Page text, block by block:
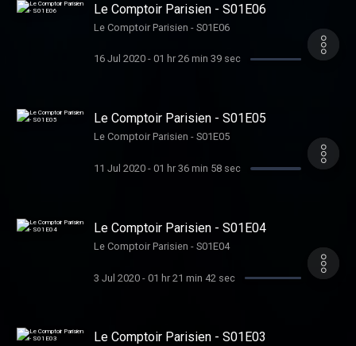
Le Comptoir Parisien - S01E06
Le Comptoir Parisien - S01E06
16 Jul 2020- 01 hr 26 min 39 sec
Le Comptoir Parisien - S01E05
Le Comptoir Parisien - S01E05
11 Jul 2020- 01 hr 36 min 58 sec
Le Comptoir Parisien - S01E04
Le Comptoir Parisien - S01E04
3 Jul 2020- 01 hr 21 min 42 sec
Le Comptoir Parisien - S01E03